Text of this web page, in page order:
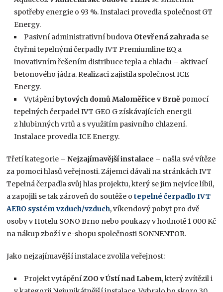
spotřeby energie o 93 %. Instalaci provedla společnost GT
Energy.
Pasivní administrativní budova Otevřená zahrada se
čtyřmi tepelnými čerpadly IVT Premiumline EQ a
inovativním řešením distribuce tepla a chladu – aktivací
betonového jádra. Realizaci zajistila společnost ICE
Energy.
Vytápěníbytových domů Maloměřice v Brně pomocí
tepelných čerpadel IVT GEO G získávajících energii
z hlubinných vrtů a s využitím pasivního chlazení.
Instalace provedla ICE Energy.
Třetí kategorie –Nejzajímavější instalace – našla své vítěze
za pomoci hlasů veřejnosti. Zájemci dávali na stránkách IVT
Tepelná čerpadla svůj hlas projektu, který se jim nejvíce líbil,
a zapojili se tak zároveň do soutěže otepelné čerpadlo IVT
AERO systém vzduch/vzduch, víkendový pobyt pro dvě
osoby v Hotelu SONO Brno nebo poukazy v hodnotě 1 000 Kč
na nákup zboží v e-shopu společnosti SONNENTOR.
Jako nejzajímavější instalace zvolila veřejnost:
Projekt vytápěníZOO v Ústí nad Labem, který zvítězil i